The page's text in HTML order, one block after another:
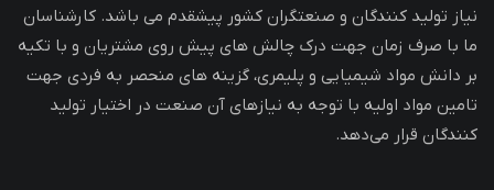
نیاز تولید کنندگان و صنعتگران کشور پیشقدم می باشد. کارشناسان
ما با صرف زمان جهت درک چالش های پیش روی مشتریان و با تکیه
بر دانش مواد شیمیایی و پلیمری، گزینه های منحصر به فردی جهت
تامین مواد اولیه با توجه به نیازهای آن صنعت در اختیار تولید
کنندگان قرار می‌دهد.